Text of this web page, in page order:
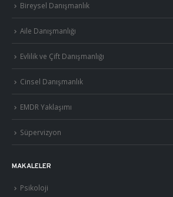
Bireysel Danışmanlık
Aile Danışmanlığı
Evlilik ve Çift Danışmanlığı
Cinsel Danışmanlık
EMDR Yaklaşımı
Süpervizyon
MAKALELER
Psikoloji